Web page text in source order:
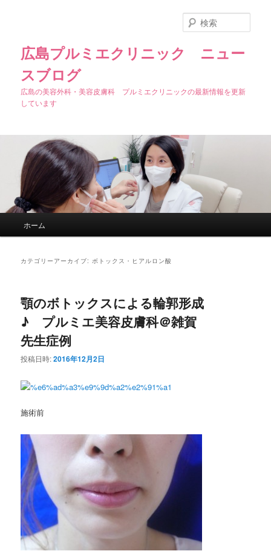
広島プルミエクリニック ニュー
スブログ
広島の美容外科・美容皮膚科 プルミエクリニックの最新情報を更新
しています
索
メインコンテンツへ移動
サブコンテンツへ移動
ホーム
カテゴリーアーカイブ:ボトックス・ヒアルロン酸
顎のボトックスによる輪郭形成
♪ プルミエ美容皮膚科＠雑賀
先生症例
投稿日時:2016年12月2日
施術前